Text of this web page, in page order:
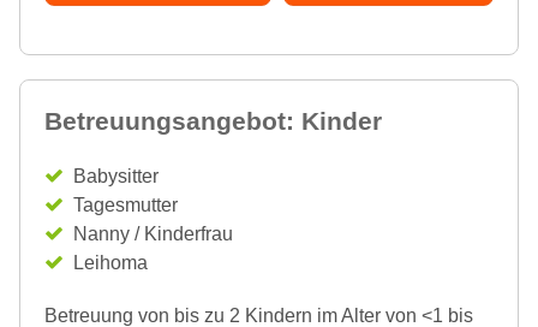
Betreuungsangebot: Kinder
Babysitter
Tagesmutter
Nanny / Kinderfrau
Leihoma
Betreuung von bis zu 2 Kindern im Alter von <1 bis